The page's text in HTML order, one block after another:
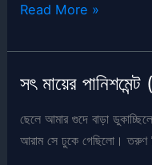
সৎ
পানিশমেন্ট
পর্ব)
Read More »
সৎ মায়ের পানিশমেন্ট
ছেলে আমার গুদে বাড়া
আরাম সে ঢুকে গেছিলো। তরুণ